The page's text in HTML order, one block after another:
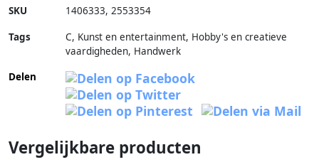
SKU 1406333, 2553354
Tags
C, Kunst en entertainment, Hobby's en creatieve
vaardigheden, Handwerk
Delen
Vergelijkbare producten